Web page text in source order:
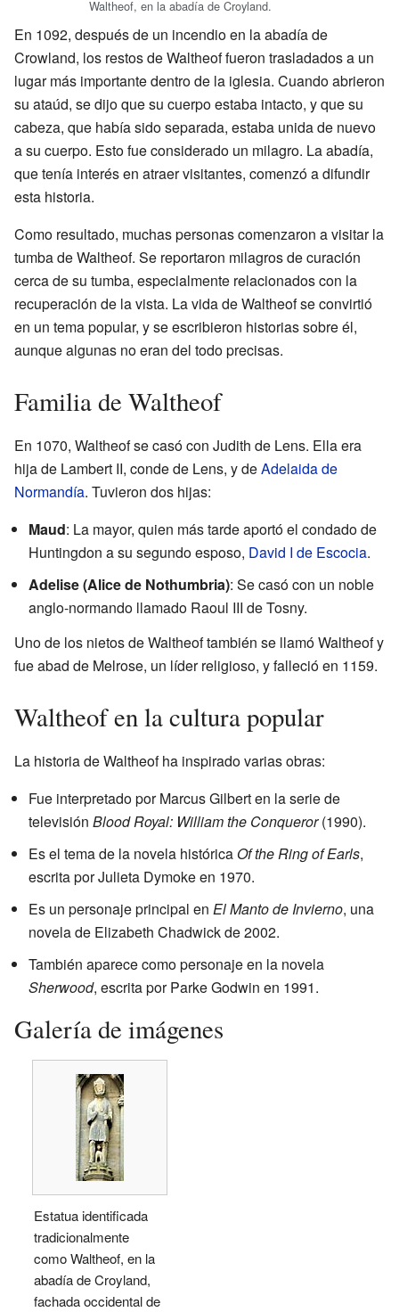
Waltheof, en la abadía de Croyland.
En 1092, después de un incendio en la abadía de
Crowland, los restos de Waltheof fueron trasladados a un
lugar más importante dentro de la iglesia. Cuando abrieron
su ataúd, se dijo que su cuerpo estaba intacto, y que su
cabeza, que había sido separada, estaba unida de nuevo
a su cuerpo. Esto fue considerado un milagro. La abadía,
que tenía interés en atraer visitantes, comenzó a difundir
esta historia.
Como resultado, muchas personas comenzaron a visitar la
tumba de Waltheof. Se reportaron milagros de curación
cerca de su tumba, especialmente relacionados con la
recuperación de la vista. La vida de Waltheof se convirtió
en un tema popular, y se escribieron historias sobre él,
aunque algunas no eran del todo precisas.
Familia de Waltheof
En 1070, Waltheof se casó con Judith de Lens. Ella era
hija de Lambert II, conde de Lens, y deAdelaida de
Normandía. Tuvieron dos hijas:
Maud: La mayor, quien más tarde aportó el condado de
Huntingdon a su segundo esposo, David I de Escocia.
Adelise (Alice de Nothumbria): Se casó con un noble
anglo-normando llamado Raoul III de Tosny.
Uno de los nietos de Waltheof también se llamó Waltheof y
fue abad de Melrose, un líder religioso, y falleció en 1159.
Waltheof en la cultura popular
La historia de Waltheof ha inspirado varias obras:
Fue interpretado por Marcus Gilbert en la serie de
televisión Blood Royal: William the Conqueror(1990).
Es el tema de la novela histórica Of the Ring of Earls,
escrita por Julieta Dymoke en 1970.
Es un personaje principal en El Manto de Invierno, una
novela de Elizabeth Chadwick de 2002.
También aparece como personaje en la novela
Sherwood, escrita por Parke Godwin en 1991.
Galería de imágenes
Estatua identificada
tradicionalmente
como Waltheof, en la
abadía de Croyland,
fachada occidental de